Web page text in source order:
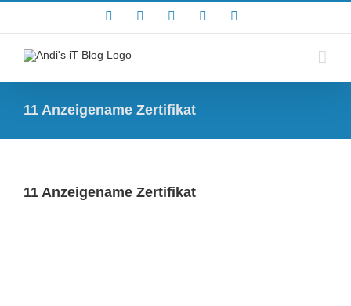
Facebook YouTube
11 Anzeigename Zertifikat
11 Anzeigename Zertifikat